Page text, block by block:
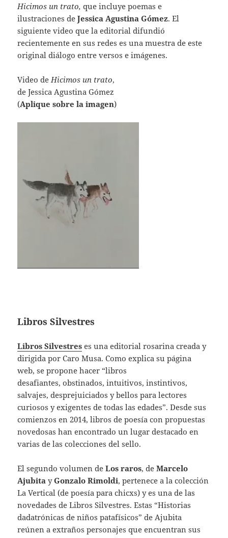
Hicimos un trato, que incluye poemas e
ilustraciones deJessica Agustina Gómez. El
siguiente video que la editorial difundió
recientemente en sus redes es una muestra de este
original diálogo entre versos e imágenes.
Video de Hicimos un trato,
de Jessica Agustina Gómez
(Aplique sobre la imagen)
Libros Silvestres
Libros Silvestres es una editorial rosarina creada y
dirigida por Caro Musa. Como explica su página
web, se propone hacer “libros
desafiantes, obstinados, intuitivos, instintivos,
salvajes, desprejuiciados y bellos para lectores
curiosos y exigentes de todas las edades”. Desde sus
comienzos en 2014, libros de poesía con propuestas
novedosas han encontrado un lugar destacado en
varias de las colecciones del sello.
El segundo volumen deLos raros, deMarcelo
Ajubita yGonzalo Rimoldi, pertenece a la colección
La Vertical (de poesía para chicxs) y es una de las
novedades de Libros Silvestres. Estas “Historias
dadatrónicas de niños patafísicos” de Ajubita
reúnen a extraños personajes que encuentran sus